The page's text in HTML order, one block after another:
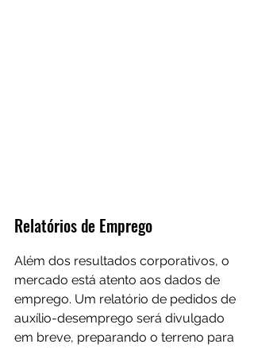
Relatórios de Emprego
Além dos resultados corporativos, o
mercado está atento aos dados de
emprego. Um relatório de pedidos de
auxílio-desemprego será divulgado
em breve, preparando o terreno para